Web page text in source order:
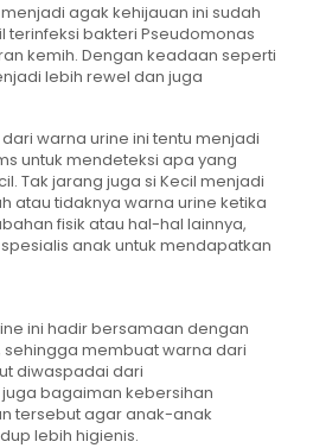
agak kehijauan ini sudah
terinfeksi bakteri Pseudomonas
kemih. Dengan keadaan seperti
lebih rewel dan juga
warna urine ini tentu menjadi
untuk mendeteksi apa yang
Tak jarang juga si Kecil menjadi
atau tidaknya warna urine ketika
fisik atau hal-hal lainnya,
anak untuk mendapatkan
ini hadir bersamaan dengan
membuat warna dari
diwaspadai dari
bagaiman kebersihan
tersebut agar anak-anak
lebih higienis.